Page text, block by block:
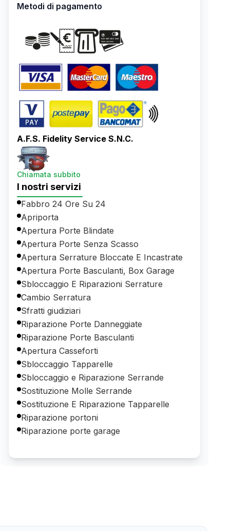
Metodi di pagamento
A.F.S. Fidelity Service S.N.C.
Chiamata subbito
I nostri servizi
Fabbro 24 Ore Su 24
Apriporta
Apertura Porte Blindate
Apertura Porte Senza Scasso
Apertura Serrature Bloccate E Incastrate
Apertura Porte Basculanti, Box Garage
Sbloccaggio E Riparazioni Serrature
Cambio Serratura
Sfratti giudiziari
Riparazione Porte Danneggiate
Riparazione Porte Basculanti
Apertura Casseforti
Sbloccaggio Tapparelle
Sbloccaggio e Riparazione Serrande
Sostituzione Molle Serrande
Sostituzione E Riparazione Tapparelle
Riparazione portoni
Riparazione porte garage